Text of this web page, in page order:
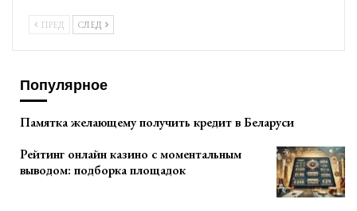
ПРЕД СЛЕД
Популярное
Памятка желающему получить кредит в Беларуси
Рейтинг онлайн казино с моментальным
выводом: подборка площадок